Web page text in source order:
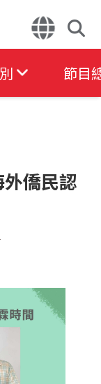
節目
外僑民認